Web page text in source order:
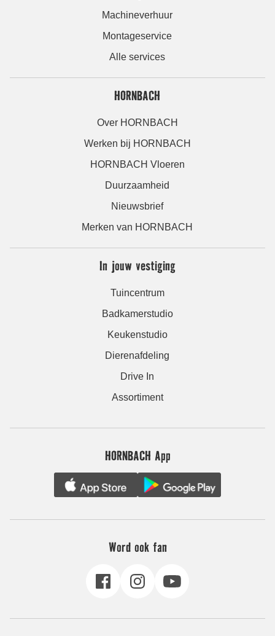
Machineverhuur
Montageservice
Alle services
HORNBACH
Over HORNBACH
Werken bij HORNBACH
HORNBACH Vloeren
Duurzaamheid
Nieuwsbrief
Merken van HORNBACH
In jouw vestiging
Tuincentrum
Badkamerstudio
Keukenstudio
Dierenafdeling
Drive In
Assortiment
HORNBACH App
Word ook fan